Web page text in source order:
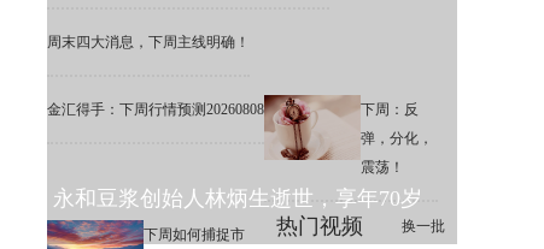
周末四大消息，下周主线明确！
金汇得手：下周行情预测20260808
下周：反
弹，分化，
震荡！
下周如何捕捉市
热门视频 换一批
永和豆浆创始人林炳生逝世，享年70岁